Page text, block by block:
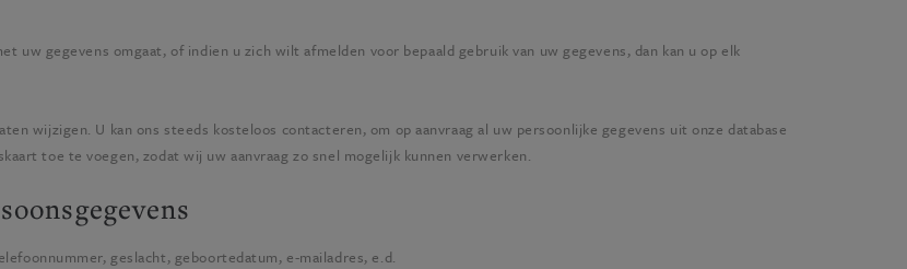
uw gegevens omgaat, of indien u zich wilt afmelden voor bepaald gebruik van uw gegevens, dan kan u op elk
wijzigen. U kan ons steeds kosteloos contacteren, om op aanvraag al uw persoonlijke gegevens uit onze database
toe te voegen, zodat wij uw aanvraag zo snel mogelijk kunnen verwerken.
geslacht, geboortedatum, e-mailadres, e.d.